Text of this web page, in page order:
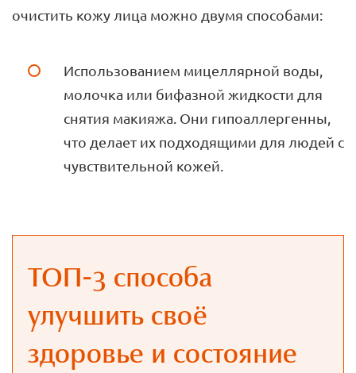
очистить кожу лица можно двумя способами:
Использованием мицеллярной воды,
молочка или бифазной жидкости для
снятия макияжа. Они гипоаллергенны,
что делает их подходящими для людей с
чувствительной кожей.
ТОП-3 способа
улучшить своё
здоровье и состояние